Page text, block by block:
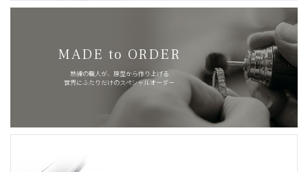
MADE to ORDER
熟練の職人が、原型から作り上げる
世界にふたりだけのスペシャルオーダー